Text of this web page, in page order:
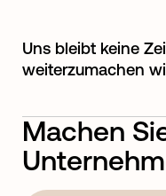
Uns bleibt keine
weiterzumachen
Machen